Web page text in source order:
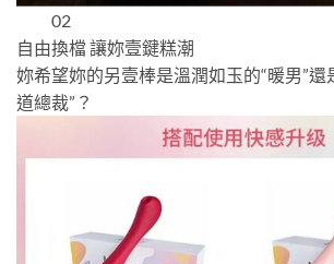
02
自由換檔 讓妳壹鍵糕潮
妳希望妳的另壹棒是溫潤如玉的“暖男”還
道總裁”？